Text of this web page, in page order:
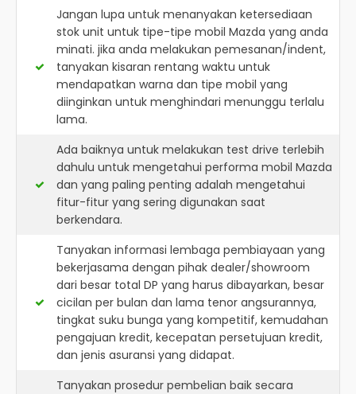
Jangan lupa untuk menanyakan ketersediaan
stok unit untuk tipe-tipe mobil Mazda yang anda
minati. jika anda melakukan pemesanan/indent,
tanyakan kisaran rentang waktu untuk
mendapatkan warna dan tipe mobil yang
diinginkan untuk menghindari menunggu terlalu
lama.
Ada baiknya untuk melakukan test drive terlebih
dahulu untuk mengetahui performa mobil Mazda
dan yang paling penting adalah mengetahui
fitur-fitur yang sering digunakan saat
berkendara.
Tanyakan informasi lembaga pembiayaan yang
bekerjasama dengan pihak dealer/showroom
dari besar total DP yang harus dibayarkan, besar
cicilan per bulan dan lama tenor angsurannya,
tingkat suku bunga yang kompetitif, kemudahan
pengajuan kredit, kecepatan persetujuan kredit,
dan jenis asuransi yang didapat.
Tanyakan prosedur pembelian baik secara